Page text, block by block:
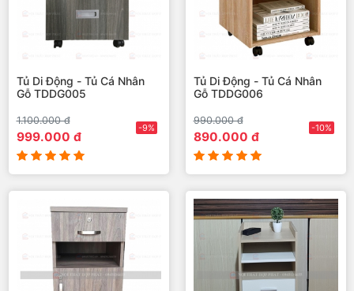
Tủ Di Động - Tủ Cá Nhân
Gỗ TDDG005
1.100.000 đ
999.000 đ
-9%
Tủ Di Động - Tủ Cá Nhân
Gỗ TDDG006
990.000 đ
890.000 đ
-10%